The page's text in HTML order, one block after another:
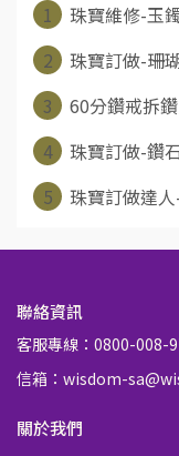
1
珠寶維修-玉
2
珠寶訂做-珊
3
60分鑽戒拆
4
珠寶訂做-鑽
5
珠寶訂做達
聯絡資訊
客服專線：0800-008-
信箱：wisdom-
關於我們